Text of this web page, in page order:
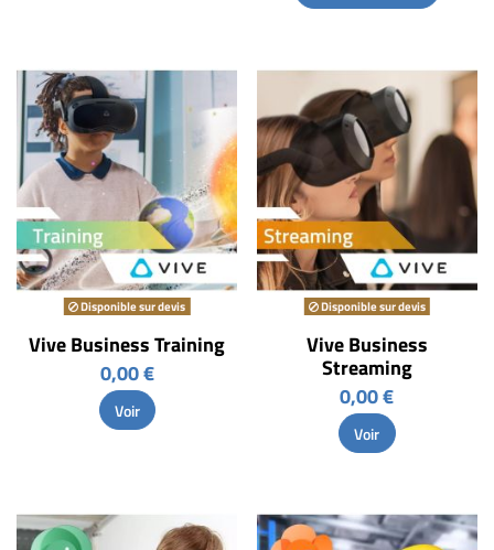
Disponible sur devis
Vive Business Training
0,00 €
Voir
Disponible sur devis
Vive Business
Streaming
0,00 €
Voir